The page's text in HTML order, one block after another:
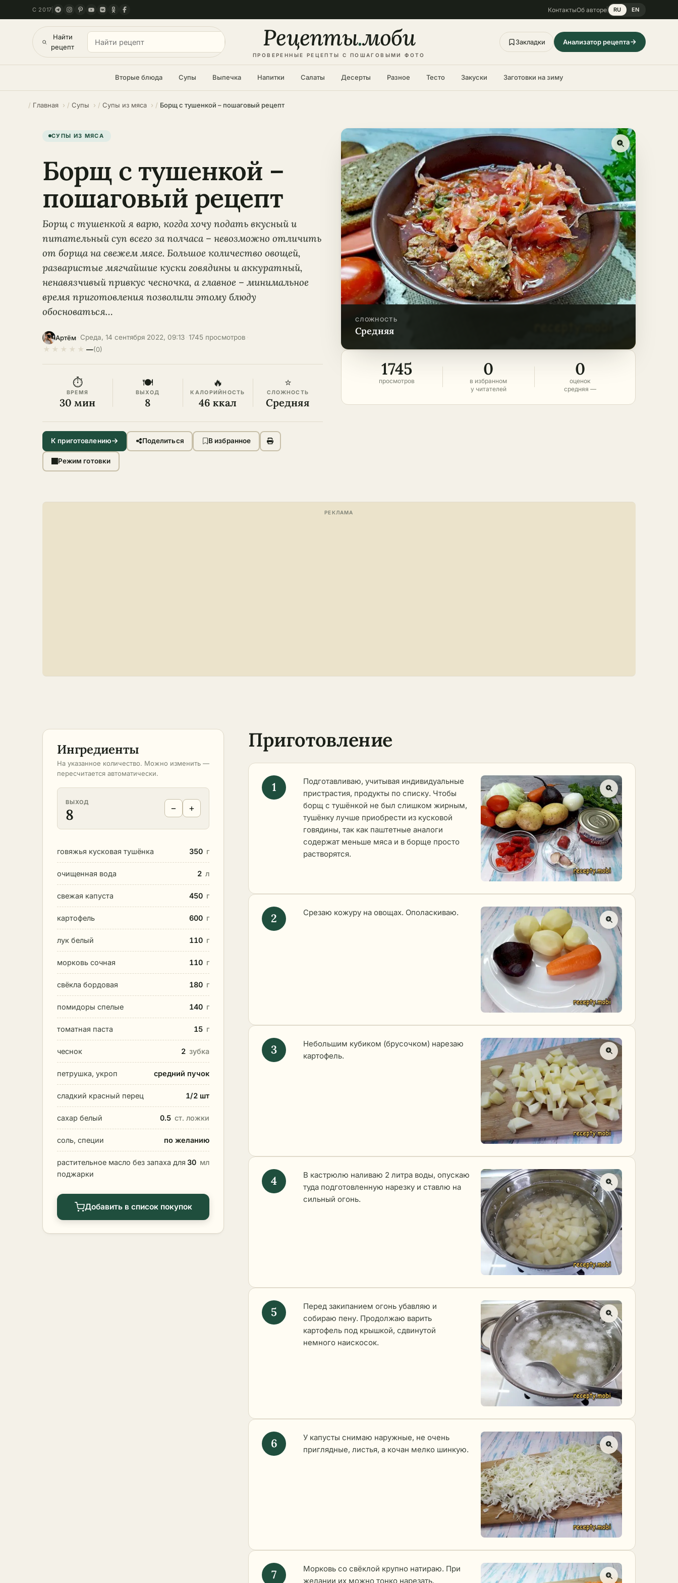
С 2017 КонтактыОб авторе RU EN
Найти
рецепт
Рецепты.моби
ПРОВЕРЕННЫЕ РЕЦЕПТЫ С ПОШАГОВЫМИ ФОТО
Закладки Анализатор рецепта
Вторые блюда Супы Выпечка Напитки Салаты Десерты Разное Тесто Закуски Заготовки на зиму
Главная Супы Супы из мяса Борщ с тушенкой – пошаговый рецепт
СЛОЖНОСТЬ
средняя
1745
просмотров
0
в избранном
у читателей
0
оценок
средняя —
СУПЫ ИЗ МЯСА
Борщ с тушенкой –
пошаговый рецепт
Борщ с тушенкой я варю, когда хочу подать вкусный и
питательный суп всего за полчаса – невозможно отличить
от борща на свежем мясе. Большое количество овощей,
разваристые мягчайшие куски говядины и аккуратный,
ненавязчивый привкус чесночка, а главное – минимальное
время приготовления позволили этому блюду
обосноваться…
Артём Среда, 14 сентября 2022, 09:13 1745 просмотров
★ ★ ★ ★ ★ —(0)
⏱
ВРЕМЯ
30 мин
🍽
ВЫХОД
8
🔥
КАЛОРИЙНОСТЬ
46 ккал
⭐
СЛОЖНОСТЬ
Средняя
К приготовлению Поделиться В избранное
Режим готовки
Ингредиенты
На указанное количество. Можно изменить —
пересчитается автоматически.
ВЫХОД
8 − +
говяжья кусковая тушёнка 350 г
очищенная вода 2 л
свежая капуста 450 г
картофель 600 г
лук белый 110 г
морковь сочная 110 г
свёкла бордовая 180 г
помидоры спелые 140 г
томатная паста 15 г
чеснок 2 зубка
петрушка, укроп средний пучок
сладкий красный перец 1/2 шт
сахар белый 0.5 ст. ложки
соль, специи по желанию
растительное масло без запаха для
поджарки
30 мл
Добавить в список покупок
Приготовление
Подготавливаю, учитывая индивидуальные
пристрастия, продукты по списку. Чтобы
борщ с тушёнкой не был слишком жирным,
тушёнку лучше приобрести из кусковой
говядины, так как паштетные аналоги
содержат меньше мяса и в борще просто
растворятся.
Срезаю кожуру на овощах. Ополаскиваю.
Небольшим кубиком (брусочком) нарезаю
картофель.
В кастрюлю наливаю 2 литра воды, опускаю
туда подготовленную нарезку и ставлю на
сильный огонь.
Перед закипанием огонь убавляю и
собираю пену. Продолжаю варить
картофель под крышкой, сдвинутой
немного наискосок.
У капусты снимаю наружные, не очень
приглядные, листья, а кочан мелко шинкую.
Морковь со свёклой крупно натираю. При
желании их можно тонко нарезать.